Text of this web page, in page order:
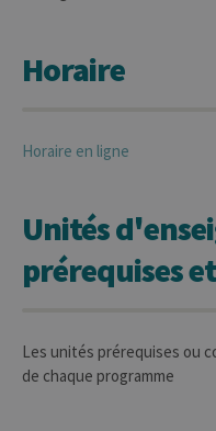
Horaire
Horaire en ligne
Unités
prérequises
Les unités prérequises ou
de chaque programme